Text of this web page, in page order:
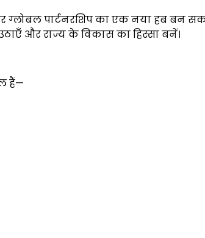
ग्लोबल पार्टनरशिप का एक नया हब बन
और राज्य के विकास का हिस्सा बनें।
हैं—